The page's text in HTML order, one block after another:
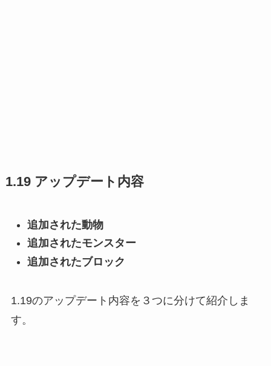
1.19 アップデート内容
追加された動物
追加されたモンスター
追加されたブロック
1.19のアップデート内容を３つに分けて紹介しま
す。